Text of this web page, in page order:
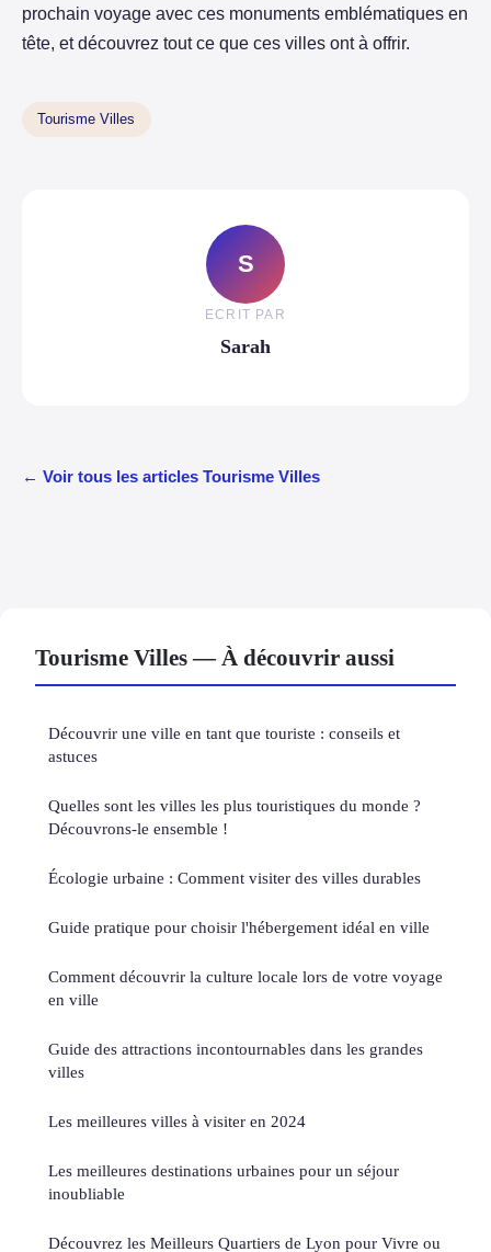
prochain voyage avec ces monuments emblématiques en
tête, et découvrez tout ce que ces villes ont à offrir.
Tourisme Villes
S
ECRIT PAR
Sarah
← Voir tous les articles Tourisme Villes
Tourisme Villes — À découvrir aussi
Découvrir une ville en tant que touriste : conseils et
astuces
Quelles sont les villes les plus touristiques du monde ?
Découvrons-le ensemble !
Écologie urbaine : Comment visiter des villes durables
Guide pratique pour choisir l'hébergement idéal en ville
Comment découvrir la culture locale lors de votre voyage
en ville
Guide des attractions incontournables dans les grandes
villes
Les meilleures villes à visiter en 2024
Les meilleures destinations urbaines pour un séjour
inoubliable
Découvrez les Meilleurs Quartiers de Lyon pour Vivre ou